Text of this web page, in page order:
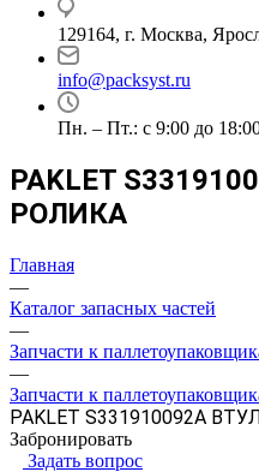
129164, г. Москва,
info@packsyst.ru
Пн. – Пт.: с 9:00 до
PAKLET
РОЛИКА
Главная
—
Каталог запасных частей
—
Запчасти к
—
Запчасти к
PAKLET S331910092A
Забронировать
Задать вопрос